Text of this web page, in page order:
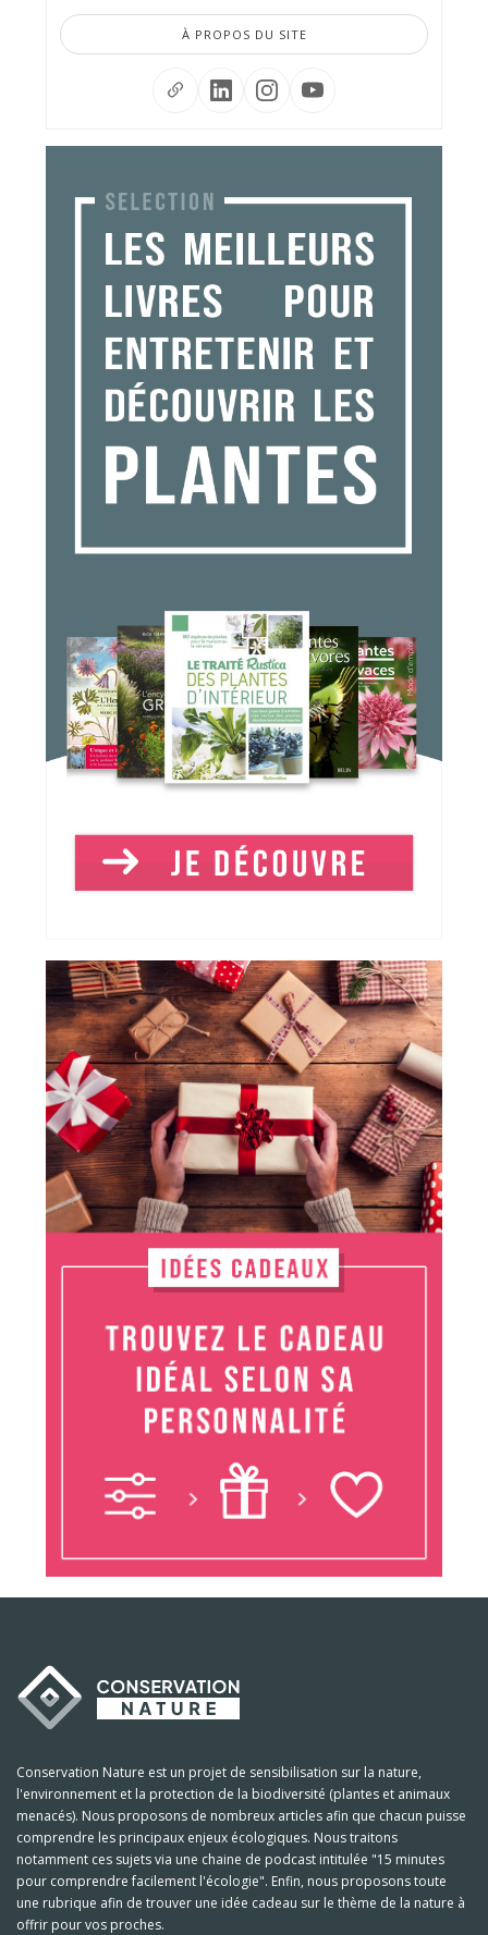
À PROPOS DU SITE
Conservation Nature est un projet de sensibilisation sur la nature,
l'environnement et la protection de la biodiversité (plantes et animaux
menacés). Nous proposons de nombreux articles afin que chacun puisse
comprendre les principaux enjeux écologiques. Nous traitons
notamment ces sujets via une chaine de podcast intitulée "15 minutes
pour comprendre facilement l'écologie". Enfin, nous proposons toute
une rubrique afin de trouver une idée cadeau sur le thème de la nature à
offrir pour vos proches.